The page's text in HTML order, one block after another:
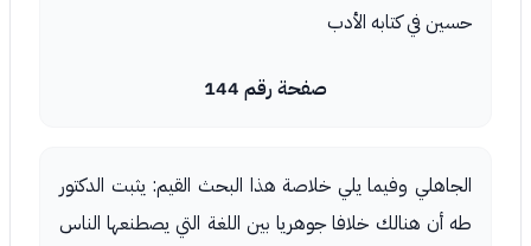
حسين في كتابه الأدب
صفحة رقم 144
الجاهلي وفيما يلي خلاصة هذا البحث القيم: يثبت الدكتور
طه أن هنالك خلافا جوهريا بين اللغة التي يصطنعها الناس